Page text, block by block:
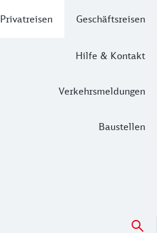
Privatreisen Geschäftsreisen
Hilfe & Kontakt
Verkehrsmeldungen
Baustellen